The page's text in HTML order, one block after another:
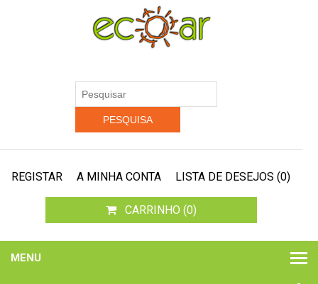
REGISTAR A MINHA CONTA LISTA DE DESEJOS (0)
CARRINHO (0)
MENU